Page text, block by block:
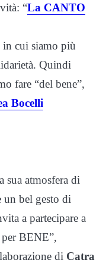
“La CANTO
in cui siamo più
Quindi
fare “del bene”,
Bocelli
sua atmosfera di
un bel gesto di
a partecipare a
BENE”,
di Catra